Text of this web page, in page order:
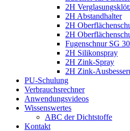
2H
2H Abstandhalter
2H
2H
Fugenschnur SG
2H Silikonspray
2H Zink-Spray
2H Zink-
PU-Schulung
Verbrauchsrechner
Anwendungsvideos
Wissenswertes
ABC der Dichtstoffe
Kontakt